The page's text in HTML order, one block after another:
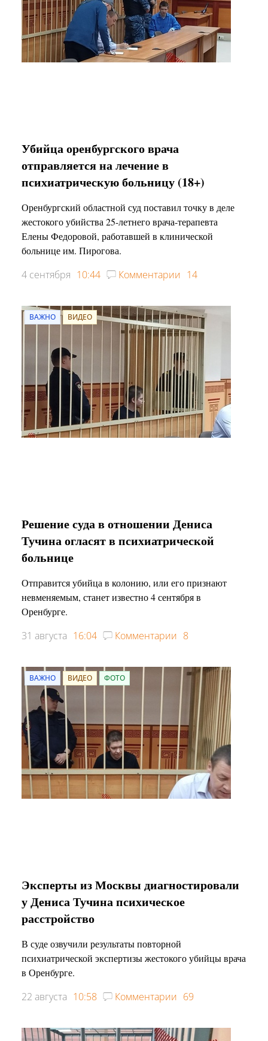
Убийца оренбургского врача
отправляется на лечение в
психиатрическую больницу (18+)
Оренбургский областной суд поставил точку в деле
жестокого убийства 25-летнего врача-терапевта
Елены Федоровой, работавшей в клинической
больнице им. Пирогова.
4 сентября 10:44 Комментарии 14
ВАЖНО ВИДЕО
Решение суда в отношении Дениса
Тучина огласят в психиатрической
больнице
Отправится убийца в колонию, или его признают
невменяемым, станет известно 4 сентября в
Оренбурге.
31 августа 16:04 Комментарии 8
ВАЖНО ВИДЕО ФОТО
Эксперты из Москвы диагностировали
у Дениса Тучина психическое
расстройство
В суде озвучили результаты повторной
психиатрической экспертизы жестокого убийцы врача
в Оренбурге.
22 августа 10:58 Комментарии 69